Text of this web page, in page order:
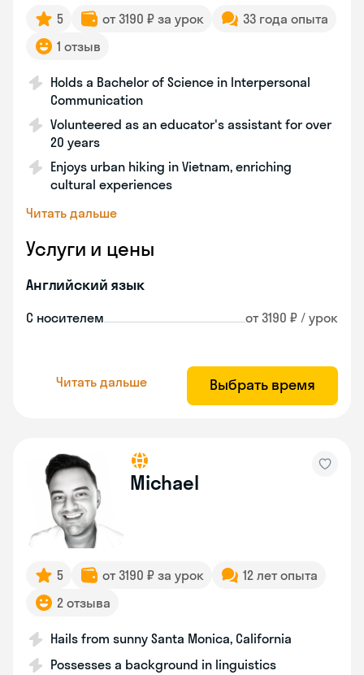
5 от 3190 ₽ за урок
33 года опыта
1 отзыв
Holds a Bachelor of Science in Interpersonal
Communication
Volunteered as an educator's assistant for over
20 years
Enjoys urban hiking in Vietnam, enriching
cultural experiences
Читать дальше
Услуги и цены
Английский язык
С носителем от 3190 ₽ / урок
Читать дальше Выбрать время
Michael
5 от 3190 ₽ за урок
12 лет опыта
2 отзыва
Hails from sunny Santa Monica, California
Possesses a background in linguistics